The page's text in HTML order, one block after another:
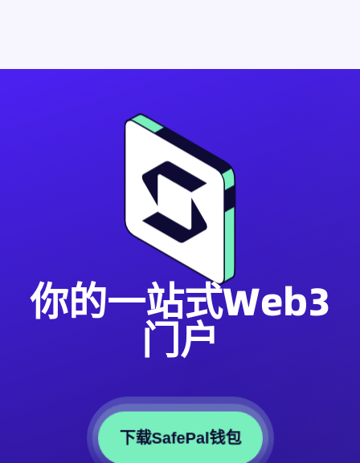
你的一站式Web3
门户
下载SafePal钱包